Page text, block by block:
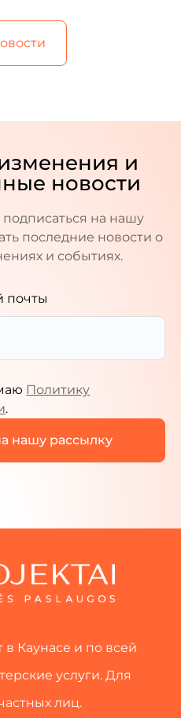
и
новости
на нашу
последние новости о
и событиях.
почты
Политику
.
в Каунасе и по всей
услуги. Для
лиц.